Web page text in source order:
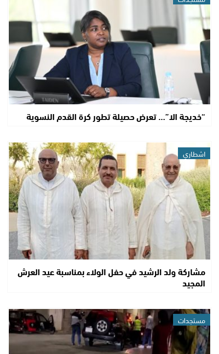
“خديجة الا”… تعرض حصيلة تطور كرة القدم النسوية
اشطاري
مشاركة ولد الرشيد في حفل الولاء بمناسبة عيد العرش
المجيد
مستجدات